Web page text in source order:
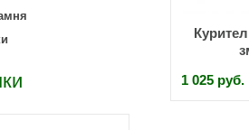
1 025 руб.